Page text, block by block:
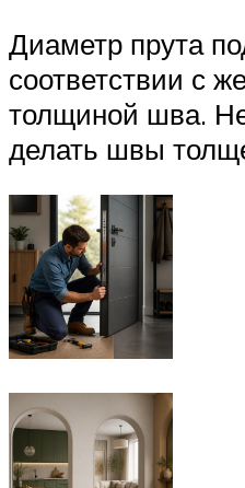
Диаметр прута
соответствии с
толщиной шва.
делать швы